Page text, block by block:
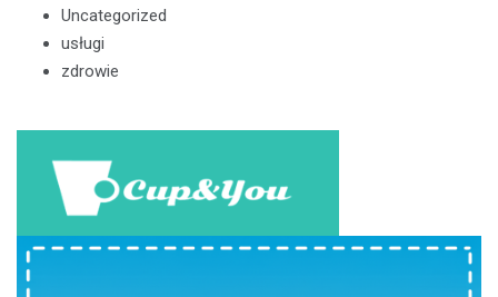
Uncategorized
usługi
zdrowie